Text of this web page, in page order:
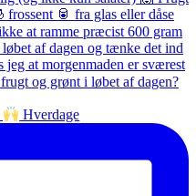
Hverdage